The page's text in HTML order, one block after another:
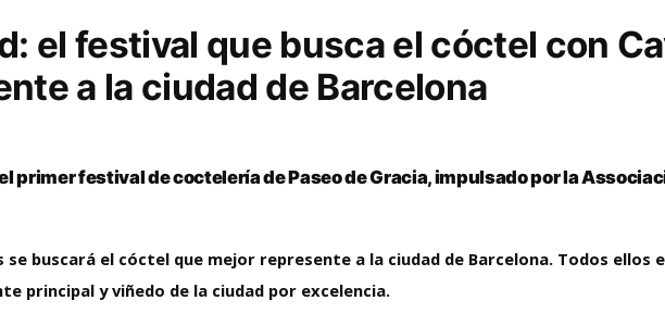
el festival que busca el cóctel con
a la ciudad de Barcelona
primer festival de coctelería de Paseo de Gracia, impulsado por la
buscará el cóctel que mejor represente a la ciudad de Barcelona. Todos ellos
principal y viñedo de la ciudad por excelencia.